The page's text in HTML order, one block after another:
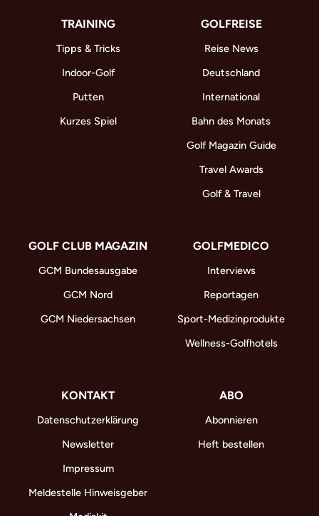
TRAINING
Tipps & Tricks
Indoor-Golf
Putten
Kurzes Spiel
GOLFREISE
Reise News
Deutschland
International
Bahn des Monats
Golf Magazin Guide
Travel Awards
Golf & Travel
GOLF CLUB MAGAZIN
GCM Bundesausgabe
GCM Nord
GCM Niedersachsen
GOLFMEDICO
Interviews
Reportagen
Sport-Medizinprodukte
Wellness-Golfhotels
KONTAKT
Datenschutzerklärung
Newsletter
Impressum
Meldestelle Hinweisgeber
ABO
Abonnieren
Heft bestellen